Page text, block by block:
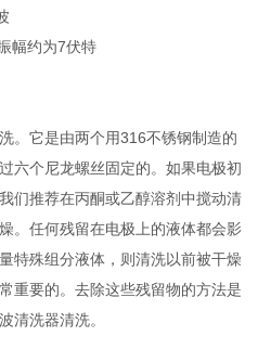
幅约为7伏特
它是由两个用316不锈钢制造的
六个尼龙螺丝固定的。如果电极初
们推荐在丙酮或乙醇溶剂中搅动清
。任何残留在电极上的液体都会影
特殊组分液体，则清洗以前被干燥
重要的。去除这些残留物的方法是
清洗器清洗。